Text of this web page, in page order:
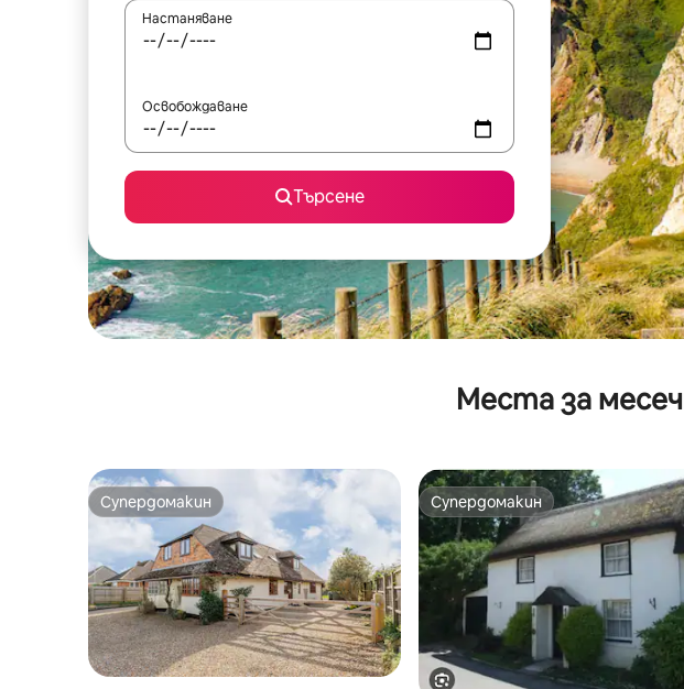
Настаняване
Освобождаване
Търсене
Места за
Супердомакин
Супердомакин Супердомакин
Супердомакин